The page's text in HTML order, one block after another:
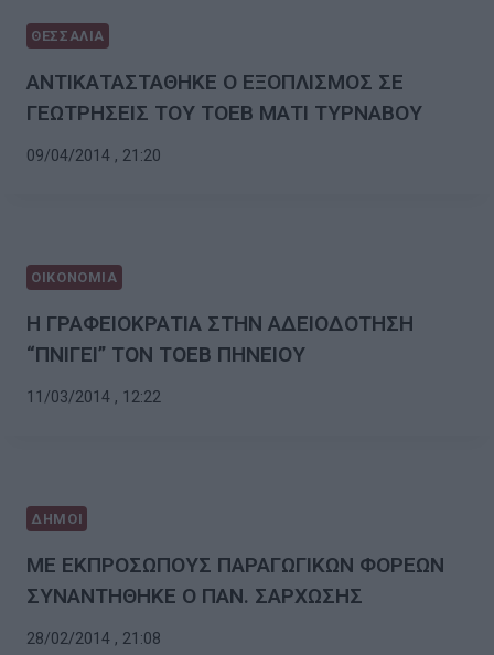
ΘΕΣΣΑΛΙΑ
ΑΝΤΙΚΑΤΑΣΤΑΘΗΚΕ Ο ΕΞΟΠΛΙΣΜΟΣ ΣΕ
ΓΕΩΤΡΗΣΕΙΣ ΤΟΥ ΤΟΕΒ ΜΑΤΙ ΤΥΡΝΑΒΟΥ
09/04/2014 , 21:20
ΟΙΚΟΝΟΜΙΑ
Η ΓΡΑΦΕΙΟΚΡΑΤΙΑ ΣΤΗΝ ΑΔΕΙΟΔΟΤΗΣΗ
“ΠΝΙΓΕΙ” ΤΟΝ ΤΟΕΒ ΠΗΝΕΙΟΥ
11/03/2014 , 12:22
ΔΗΜΟΙ
ΜΕ ΕΚΠΡΟΣΩΠΟΥΣ ΠΑΡΑΓΩΓΙΚΩΝ ΦΟΡΕΩΝ
ΣΥΝΑΝΤΗΘΗΚΕ Ο ΠΑΝ. ΣΑΡΧΩΣΗΣ
28/02/2014 , 21:08